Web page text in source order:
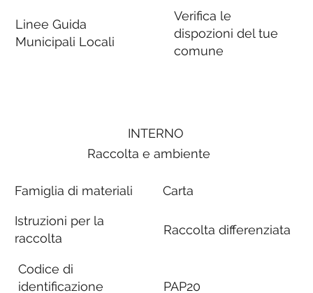
Linee Guida
Municipali Locali
Verifica le
dispozioni del tue
comune
INTERNO
Raccolta e ambiente
Famiglia di materiali
Istruzioni per la
raccolta
Codice di
identificazione
Carta
Raccolta differenziata
PAP20